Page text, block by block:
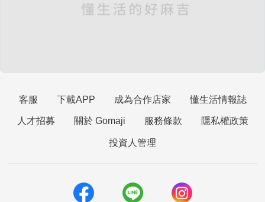
客服 下載APP 成為合作店家 懂生活情報誌
人才招募 關於 Gomaji 服務條款 隱私權政策
投資人管理